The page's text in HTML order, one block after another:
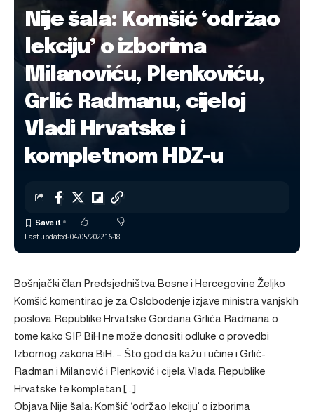
Nije šala: Komšić ‘održao
lekciju’ o izborima
Milanoviću, Plenkoviću,
Grlić Radmanu, cijeloj
Vladi Hrvatske i
kompletnom HDZ-u
Last updated: 04/05/2022 16:18
Bošnjački član Predsjedništva Bosne i Hercegovine Željko
Komšić komentirao je za Oslobođenje izjave ministra vanjskih
poslova Republike Hrvatske Gordana Grlića Radmana o
tome kako SIP BiH ne može donositi odluke o provedbi
Izbornog zakona BiH. – Što god da kažu i učine i Grlić-
Radman i Milanović i Plenković i cijela Vlada Republike
Hrvatske te kompletan […]
Objava Nije šala: Komšić ‘održao lekciju’ o izborima